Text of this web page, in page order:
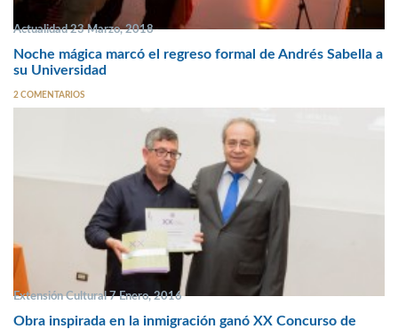
Actualidad 23 Marzo, 2018
Noche mágica marcó el regreso formal de Andrés Sabella a
su Universidad
2 COMENTARIOS
Extensión Cultural 7 Enero, 2016
Obra inspirada en la inmigración ganó XX Concurso de